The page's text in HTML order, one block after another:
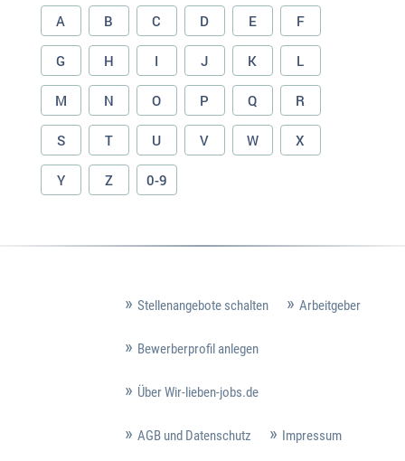
A B C D E F
G H I J K L
M N O P Q R
S T U V W X
Y Z 0-9
Stellenangebote schalten Arbeitgeber
Bewerberprofil anlegen
Über Wir-lieben-jobs.de
AGB und Datenschutz Impressum